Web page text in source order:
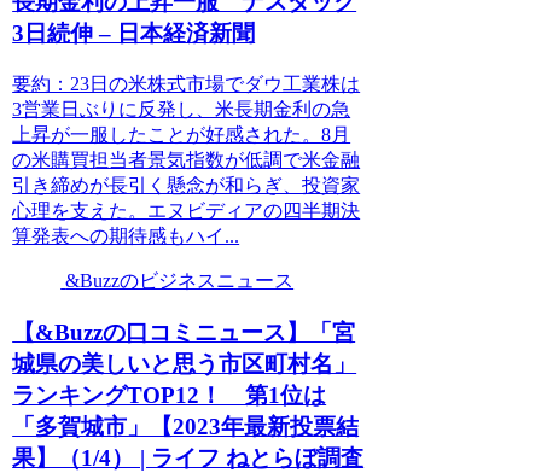
3日続伸 – 日本経済新聞
要約：23日の米株式市場でダウ工業株は
3営業日ぶりに反発し、米長期金利の急
上昇が一服したことが好感された。8月
の米購買担当者景気指数が低調で米金融
引き締めが長引く懸念が和らぎ、投資家
心理を支えた。エヌビディアの四半期決
算発表への期待感もハイ...
&Buzzのビジネスニュース
【&Buzzの口コミニュース】「宮
城県の美しいと思う市区町村名」
ランキングTOP12！ 第1位は
「多賀城市」【2023年最新投票結
果】（1/4） | ライフ ねとらぼ調査